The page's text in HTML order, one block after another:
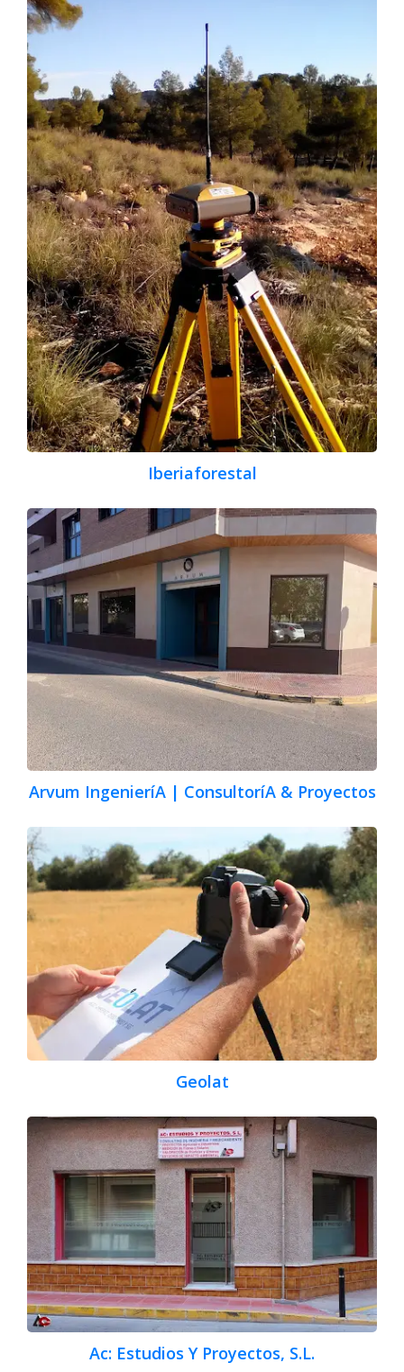
Iberiaforestal
Arvum IngenieríA | ConsultoríA & Proyectos
Geolat
Ac: Estudios Y Proyectos, S.L.